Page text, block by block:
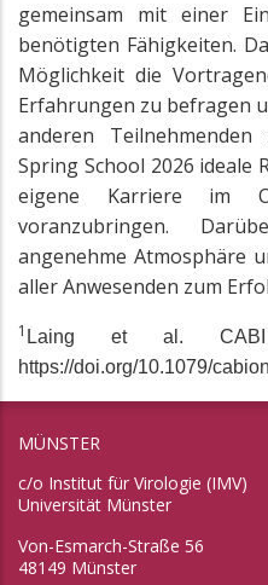
gemeinsam mit einer
benötigten Fähigkeiten.
Möglichkeit die
Erfahrungen zu befragen
anderen
Spring School 2026 ideale
eigene Karriere im
voranzubringen.
angenehme Atmosphäre
aller Anwesenden zum
1 Laing et al.
https://doi.org/10.1079/
MÜNSTER
c/o Institut für Virologie (IMV)
Universität Münster
Von-Esmarch-Straße 56
48149 Münster